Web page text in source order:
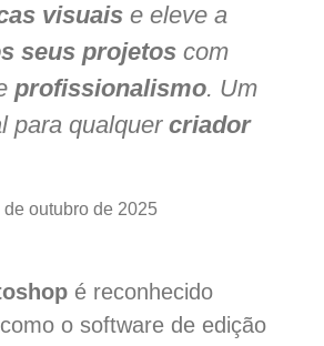
visuais e eleve a
seus projetos com
profissionalismo. Um
para qualquer criador
de outubro de 2025
é reconhecido
o software de edição